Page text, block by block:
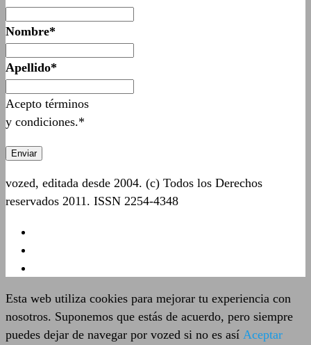
Nombre*
Apellido*
Acepto términos
y condiciones.*
vozed, editada desde 2004. (c) Todos los Derechos
reservados 2011. ISSN 2254-4348
Esta web utiliza cookies para mejorar tu experiencia con
nosotros. Suponemos que estás de acuerdo, pero siempre
puedes dejar de navegar por vozed si no es así Aceptar